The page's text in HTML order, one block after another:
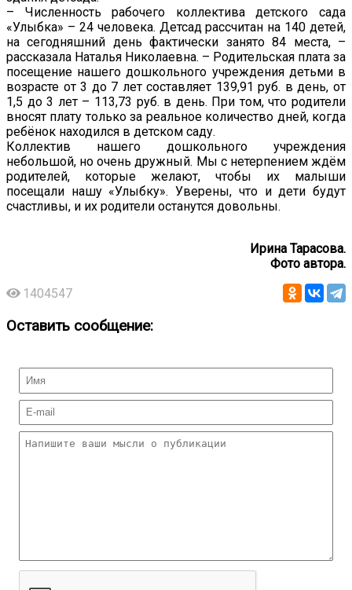
– Численность рабочего коллектива детского сада
«Улыбка» – 24 человека. Детсад рассчитан на 140 детей,
на сегодняшний день фактически занято 84 места, –
рассказала Наталья Николаевна. – Родительская плата за
посещение нашего дошкольного учреждения детьми в
возрасте от 3 до 7 лет составляет 139,91 руб. в день, от
1,5 до 3 лет – 113,73 руб. в день. При том, что родители
вносят плату только за реальное количество дней, когда
ребёнок находился в детском саду.
Коллектив нашего дошкольного учреждения
небольшой, но очень дружный. Мы с нетерпением ждём
родителей, которые желают, чтобы их малыши
посещали нашу «Улыбку». Уверены, что и дети будут
счастливы, и их родители останутся довольны.
Ирина Тарасова.
Фото автора.
1404547
Оставить сообщение: